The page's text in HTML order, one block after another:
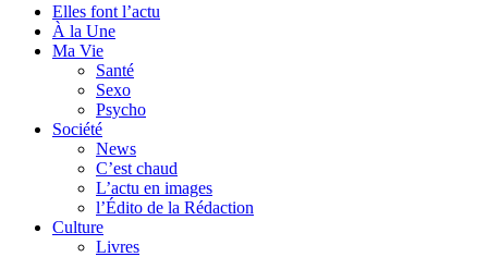
Elles font l’actu
À la Une
Ma Vie
Santé
Sexo
Psycho
Société
News
C’est chaud
L’actu en images
l’Édito de la Rédaction
Culture
Livres